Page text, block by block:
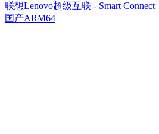
联想Lenovo超级互联 - Smart Connect
国产ARM64